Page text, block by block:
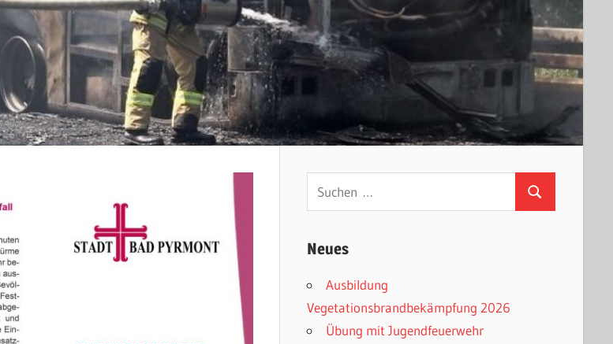
Suchen
nach:
Suchen
Neues
Ausbildung
Vegetationsbrandbekämpfung 2026
Übung mit Jugendfeuerwehr